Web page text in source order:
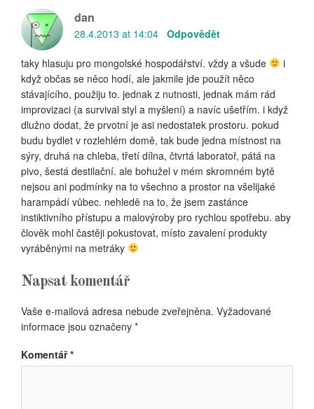
dan
28.4.2013 at 14:04 Odpovědět
taky hlasuju pro mongolské hospodářství. vždy a všude
i
když občas se něco hodí, ale jakmile jde použít něco
stávajícího, použiju to. jednak z nutnosti, jednak mám rád
improvizaci (a survival styl a myšlení) a navíc ušetřím. i když
dlužno dodat, že prvotní je asi nedostatek prostoru. pokud
budu bydlet v rozlehlém domě, tak bude jedna místnost na
sýry, druhá na chleba, třetí dílna, čtvrtá laboratoř, pátá na
pivo, šestá destilační. ale bohužel v mém skromném bytě
nejsou ani podmínky na to všechno a prostor na všelijaké
harampádí vůbec. nehledě na to, že jsem zastánce
instiktivního přístupu a malovýroby pro rychlou spotřebu. aby
člověk mohl častěji pokustovat, místo zavalení produkty
vyráběnými na metráky
Napsat komentář
Vaše e-mailová adresa nebude zveřejněna. Vyžadované
informace jsou označeny *
Komentář*